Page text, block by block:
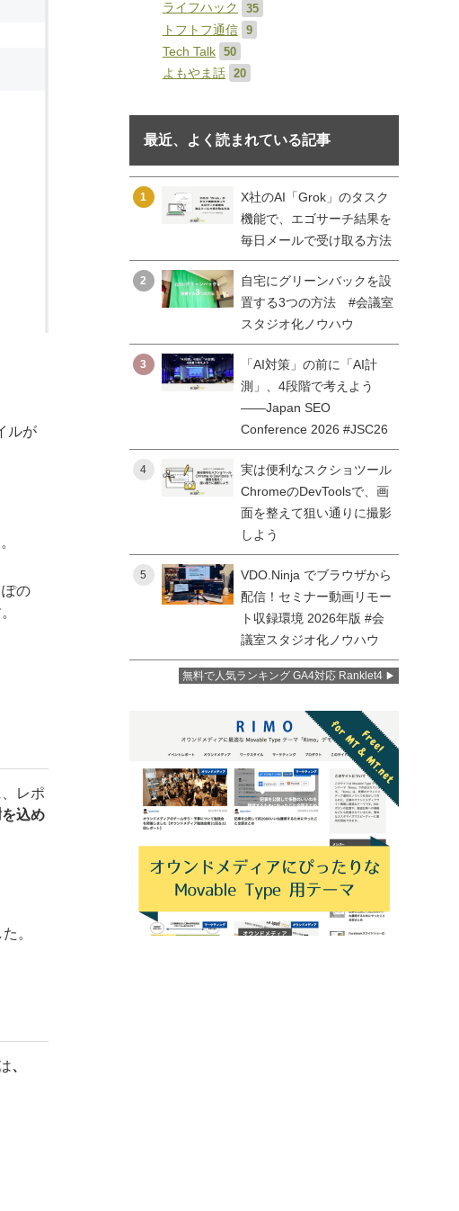
ルが
の
レポ
込め
。
、
ライフハック
35
トフトフ通信
9
Tech Talk
50
よもやま話
20
最近、よく読まれている記事
1
X社のAI「Grok」のタスク
機能で、エゴサーチ結果を
毎日メールで受け取る方法
2
自宅にグリーンバックを設
置する3つの方法 #会議室
スタジオ化ノウハウ
3
「AI対策」の前に「AI計
測」、4段階で考えよう
——Japan SEO
Conference 2026 #JSC26
4
実は便利なスクショツール
ChromeのDevToolsで、画
面を整えて狙い通りに撮影
しよう
5
VDO.Ninja でブラウザから
配信！セミナー動画リモー
ト収録環境 2026年版 #会
議室スタジオ化ノウハウ
無料で人気ランキング GA4対応 Ranklet4